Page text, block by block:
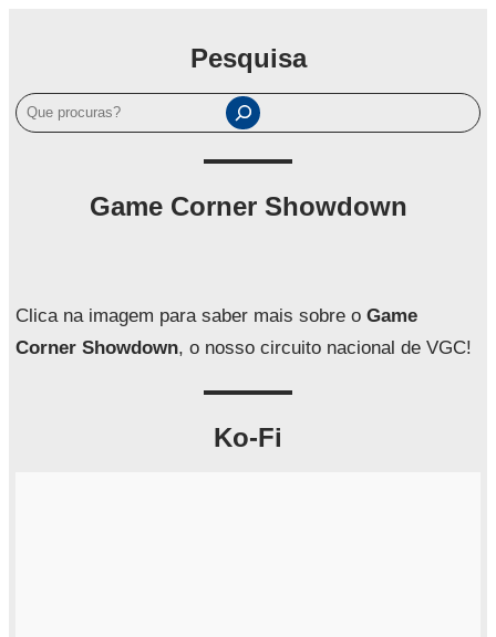
Pesquisa
P
e
a
Game Corner Showdown
Clica na imagem para saber mais sobre o Game
Corner Showdown, o nosso circuito nacional de VGC!
Ko-Fi